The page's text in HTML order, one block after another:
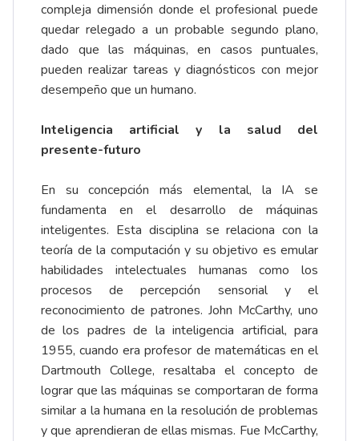
compleja dimensión donde el profesional puede
quedar relegado a un probable segundo plano,
dado que las máquinas, en casos puntuales,
pueden realizar tareas y diagnósticos con mejor
desempeño que un humano.
Inteligencia artificial y la salud del
presente-futuro
En su concepción más elemental, la IA se
fundamenta en el desarrollo de máquinas
inteligentes. Esta disciplina se relaciona con la
teoría de la computación y su objetivo es emular
habilidades intelectuales humanas como los
procesos de percepción sensorial y el
reconocimiento de patrones. John McCarthy, uno
de los padres de la inteligencia artificial, para
1955, cuando era profesor de matemáticas en el
Dartmouth College, resaltaba el concepto de
lograr que las máquinas se comportaran de forma
similar a la humana en la resolución de problemas
y que aprendieran de ellas mismas. Fue McCarthy,